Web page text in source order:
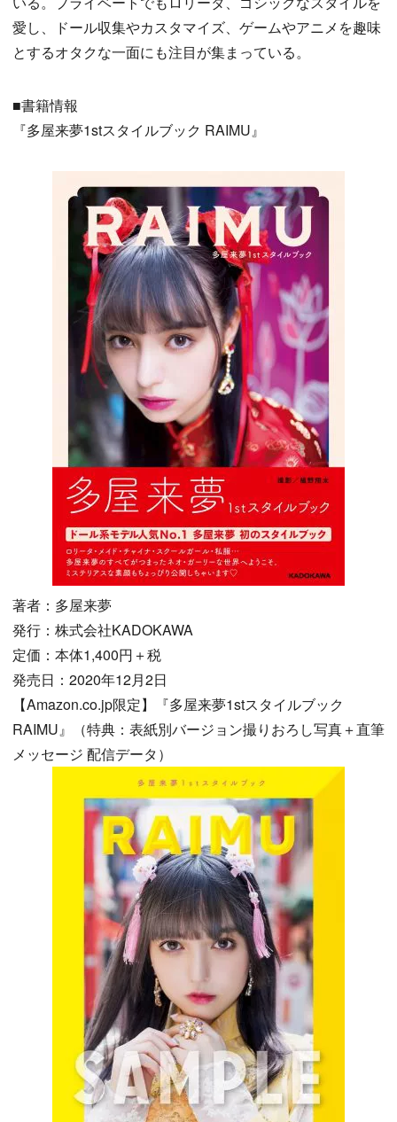
愛し、ドール収集やカスタマイズ、ゲームやアニメを趣味
とするオタクな一面にも注目が集まっている。
■書籍情報
『多屋来夢1stスタイルブック RAIMU』
著者：多屋来夢
発行：株式会社KADOKAWA
定価：本体1,400円＋税
発売日：2020年12月2日
【Amazon.co.jp限定】『多屋来夢1stスタイルブック
RAIMU』（特典：表紙別バージョン撮りおろし写真＋直筆
メッセージ 配信データ）